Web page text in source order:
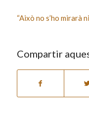
“Això no s’ho mirarà
Compartir